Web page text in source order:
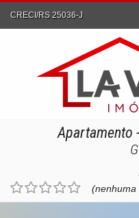
CRECI/RS 25036-J
Apartamento
(nenhuma